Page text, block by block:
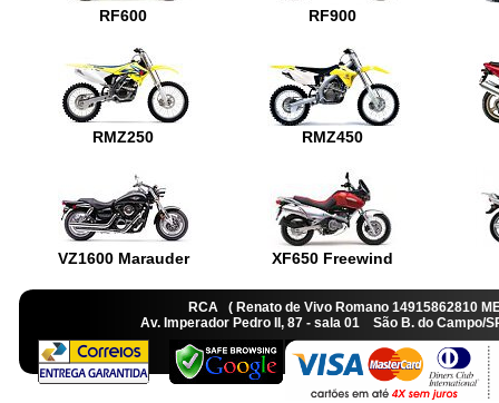
RF600 RF900
RMZ250 RMZ450
VZ1600 Marauder XF650 Freewind
RCA ( Renato de Vivo Romano
Av. Imperador Pedro II, 87 - sala 01 São B. do